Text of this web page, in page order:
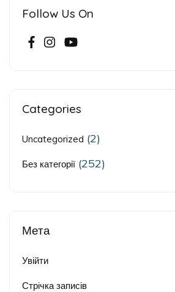
Follow Us On
Categories
Uncategorized (2)
Без категорії (252)
Мета
Увійти
Стрічка записів